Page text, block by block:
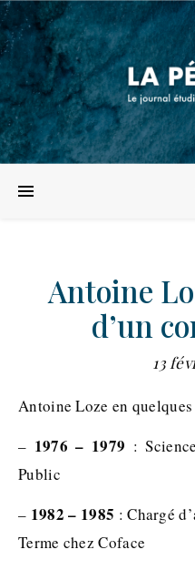
Antoine
d’un
13
Antoine Loze en
– 1976 – 1979 :
Public
– 1982 – 1985 : Chargé
Terme chez Coface